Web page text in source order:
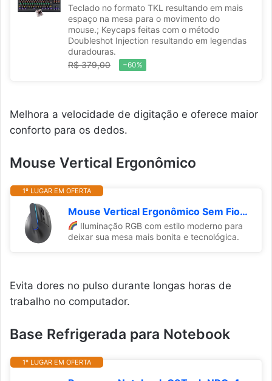
Teclado no formato TKL resultando em mais
espaço na mesa para o movimento do
mouse.; Keycaps feitas com o método
Doubleshot Injection resultando em legendas
duradouras.
R$ 379,00
−60%
Melhora a velocidade de digitação e oferece maior
conforto para os dedos.
Mouse Vertical Ergonômico
1º LUGAR EM OFERTA
Mouse Vertical Ergonômico Sem Fio Recarregável RGB, 1600 DPI Ajustável, 6 Botões, USB/Bluetooth 2.4G, Redução de Tensão no Pulso e Tendinite, Cliques Silenciosos, Ideal para Trabalho Estudos e Jogos
Iluminação RGB com estilo moderno para
deixar sua mesa mais bonita e tecnológica.
Evita dores no pulso durante longas horas de
trabalho no computador.
Base Refrigerada para Notebook
1º LUGAR EM OFERTA